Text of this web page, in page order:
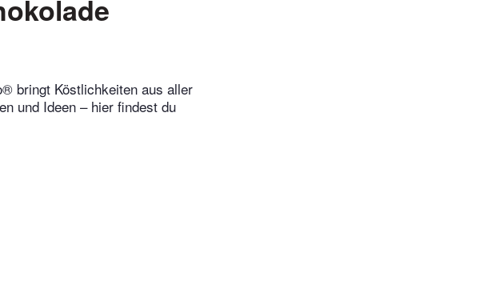
bringt Köstlichkeiten aus aller
und Ideen – hier findest du